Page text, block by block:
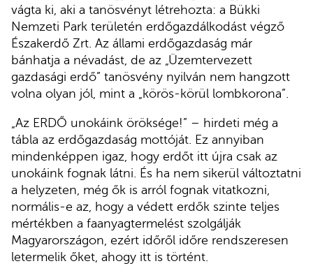
vágta ki, aki a tanösvényt létrehozta: a Bükki
Nemzeti Park területén erdőgazdálkodást végző
Északerdő Zrt. Az állami erdőgazdaság már
bánhatja a névadást, de az „Üzemtervezett
gazdasági erdő” tanösvény nyilván nem hangzott
volna olyan jól, mint a „körös-körül lombkorona”.
„Az ERDŐ unokáink öröksége!” – hirdeti még a
tábla az erdőgazdaság mottóját. Ez annyiban
mindenképpen igaz, hogy erdőt itt újra csak az
unokáink fognak látni. És ha nem sikerül változtatni
a helyzeten, még ők is arról fognak vitatkozni,
normális-e az, hogy a védett erdők szinte teljes
mértékben a faanyagtermelést szolgálják
Magyarországon, ezért időről időre rendszeresen
letermelik őket, ahogy itt is történt.